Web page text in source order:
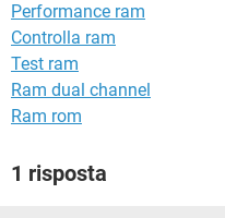
Performance ram
Controlla ram
Test ram
Ram dual channel
Ram rom
1 risposta